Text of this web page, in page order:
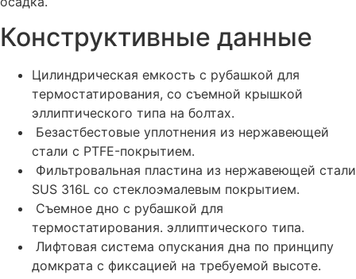
Конструктивные данные
Цилиндрическая емкость с рубашкой для
термостатирования, со съемной крышкой
эллиптического типа на болтах.
Безастбестовые уплотнения из нержавеющей
стали с PTFE-покрытием.
Фильтровальная пластина из нержавеющей стали
SUS 316L со стеклоэмалевым покрытием.
Съемное дно с рубашкой для
термостатирования. эллиптического типа.
Лифтовая система опускания дна по принципу
домкрата с фиксацией на требуемой высоте.